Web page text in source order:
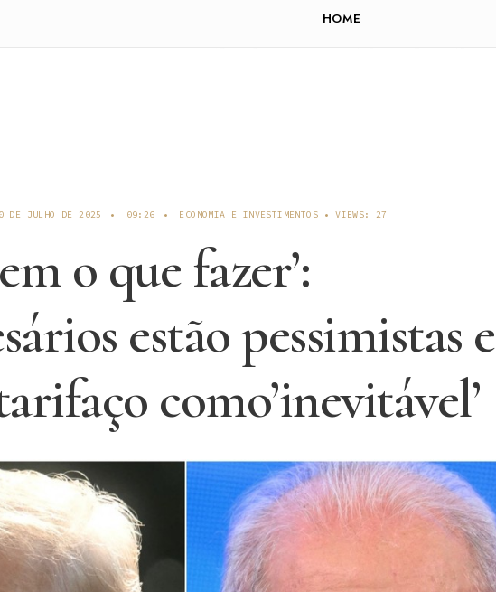
HOME
DE JULHO DE 2025 • 09:26 • ECONOMIA E INVESTIMENTOS •VIEWS: 27
o que fazer’:
estão pessimistas e
como’inevitável’